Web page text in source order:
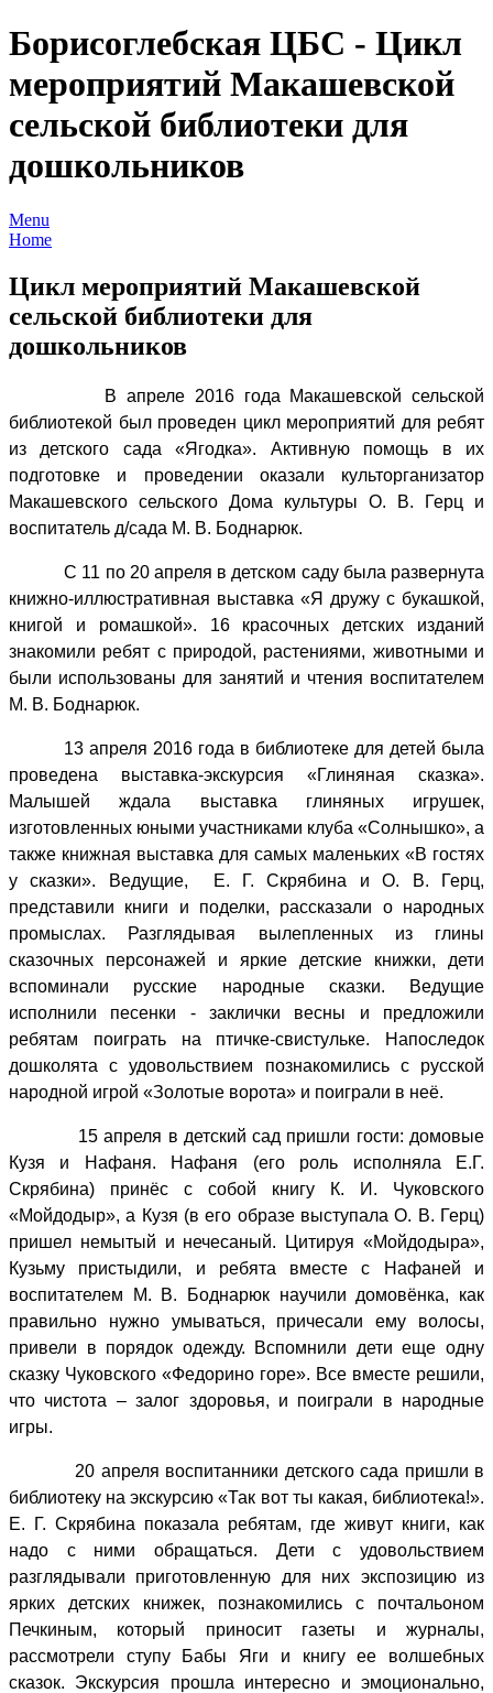
Борисоглебская ЦБС - Цикл
мероприятий Макашевской
сельской библиотеки для
дошкольников
Menu
Home
Цикл мероприятий Макашевской
сельской библиотеки для
дошкольников
В апреле 2016 года Макашевской сельской
библиотекой был проведен цикл мероприятий для ребят
из детского сада «Ягодка». Активную помощь в их
подготовке и проведении оказали культорганизатор
Макашевского сельского Дома культуры О. В. Герц и
воспитатель д/сада М. В. Боднарюк.
С 11 по 20 апреля в детском саду была развернута
книжно-иллюстративная выставка «Я дружу с букашкой,
книгой и ромашкой». 16 красочных детских изданий
знакомили ребят с природой, растениями, животными и
были использованы для занятий и чтения воспитателем
М. В. Боднарюк.
13 апреля 2016 года в библиотеке для детей была
проведена выставка-экскурсия «Глиняная сказка».
Малышей ждала выставка глиняных игрушек,
изготовленных юными участниками клуба «Солнышко», а
также книжная выставка для самых маленьких «В гостях
у сказки». Ведущие, Е. Г. Скрябина и О. В. Герц,
представили книги и поделки, рассказали о народных
промыслах. Разглядывая вылепленных из глины
сказочных персонажей и яркие детские книжки, дети
вспоминали русские народные сказки. Ведущие
исполнили песенки - заклички весны и предложили
ребятам поиграть на птичке-свистульке. Напоследок
дошколята с удовольствием познакомились с русской
народной игрой «Золотые ворота» и поиграли в неё.
15 апреля в детский сад пришли гости: домовые
Кузя и Нафаня. Нафаня (его роль исполняла Е.Г.
Скрябина) принёс с собой книгу К. И. Чуковского
«Мойдодыр», а Кузя (в его образе выступала О. В. Герц)
пришел немытый и нечесаный. Цитируя «Мойдодыра»,
Кузьму пристыдили, и ребята вместе с Нафаней и
воспитателем М. В. Боднарюк научили домовёнка, как
правильно нужно умываться, причесали ему волосы,
привели в порядок одежду. Вспомнили дети еще одну
сказку Чуковского «Федорино горе». Все вместе решили,
что чистота – залог здоровья, и поиграли в народные
игры.
20 апреля воспитанники детского сада пришли в
библиотеку на экскурсию «Так вот ты какая, библиотека!».
Е. Г. Скрябина показала ребятам, где живут книги, как
надо с ними обращаться. Дети с удовольствием
разглядывали приготовленную для них экспозицию из
ярких детских книжек, познакомились с почтальоном
Печкиным, который приносит газеты и журналы,
рассмотрели ступу Бабы Яги и книгу ее волшебных
сказок. Экскурсия прошла интересно и эмоционально,